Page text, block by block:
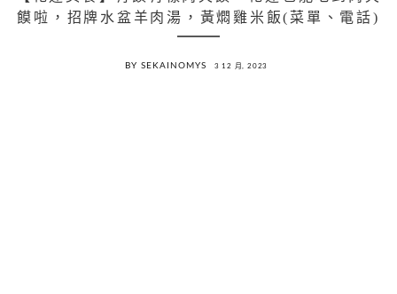
饃啦，招牌水盆羊肉湯，黃燜雞米飯(菜單、電話)
BY SEKAINOMYS 3 12 月, 2023